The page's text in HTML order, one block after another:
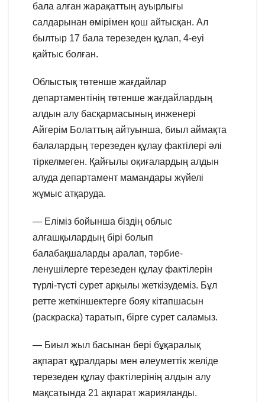
бала алған жарақаттың ауырлығы
салдарынан өмірімен қош айтысқан. Ал
былтыр 17 бала терезеден құлап, 4-еуі
қайтыс болған.
Облыстық төтенше жағдайлар
департаментінің төтенше жағдайлардың
алдын алу басқармасының инженері
Айгерім Болаттың айтуынша, биыл аймақта
балалардың терезеден құлау фактілері әлі
тіркелмеген. Қайғылы оқиғалардың алдын
алуда департамент мамандары жүйелі
жұмыс атқаруда.
— Еліміз бойынша біздің облыс
алғашқылардың бірі болып
балабақшаларды аралап, тәрбие-
ленушілерге терезеден құлау фактілерін
түрлі-түсті сурет арқылы жеткізудеміз. Бұл
ретте жеткіншектерге бояу кітапшасын
(раскраска) таратып, бірге сурет саламыз.
— Биыл жыл басынан бері бұқаралық
ақпарат құралдары мен әлеуметтік желіде
терезеден құлау фактілерінің алдын алу
мақсатында 21 ақпарат жарияланды.